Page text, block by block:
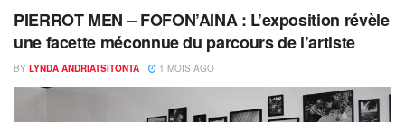
PIERROT MEN – FOFON’AINA : L’exposition révèle
une facette méconnue du parcours de l’artiste
BY LYNDA ANDRIATSITONTA 1 MOIS AGO